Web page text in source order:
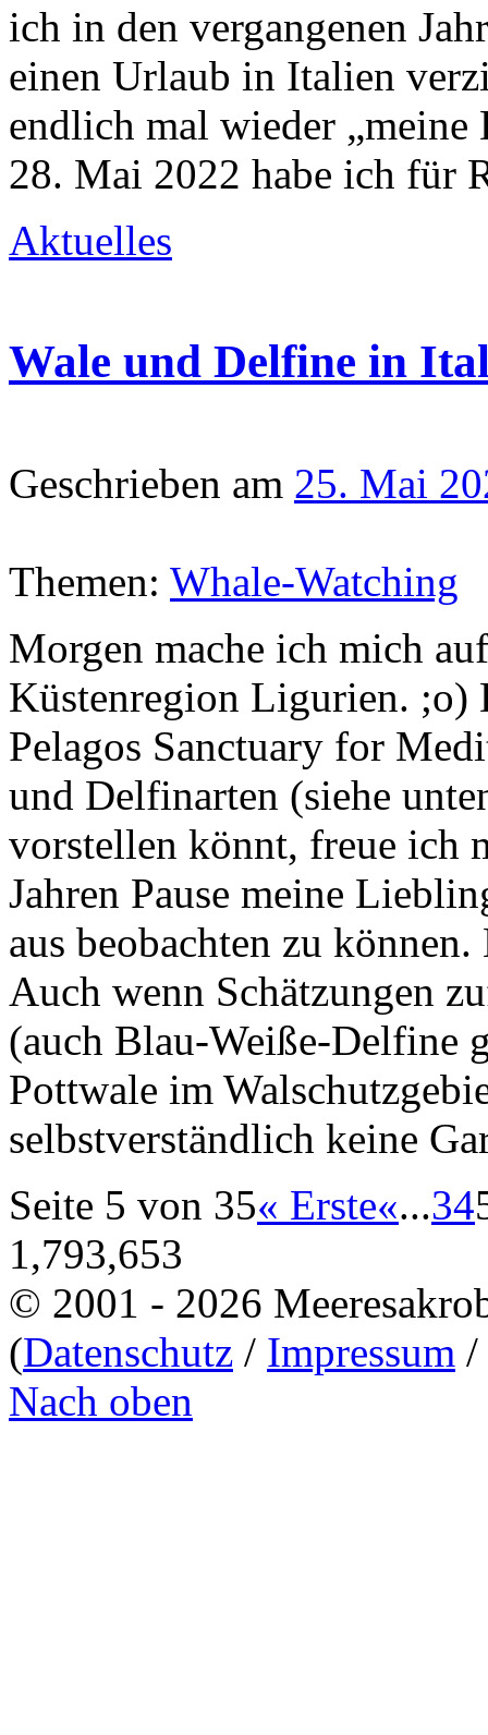
ich in den vergangenen
einen Urlaub in Italien
endlich mal wieder „meine
28. Mai 2022 habe ich
Aktuelles
Wale und Delfine in
Geschrieben am 25. Mai
Themen: Whale-Watching
Morgen mache ich mich
Küstenregion Ligurien. ;o)
Pelagos Sanctuary for
und Delfinarten (siehe
vorstellen könnt, freue ich
Jahren Pause meine
aus beobachten zu
Auch wenn Schätzungen
(auch Blau-Weiße-Delfine
Pottwale im
selbstverständlich keine
Seite 5 von 35« Erste«...34
1,793,653
© 2001 - 2026
(Datenschutz / Impressum /
Nach oben